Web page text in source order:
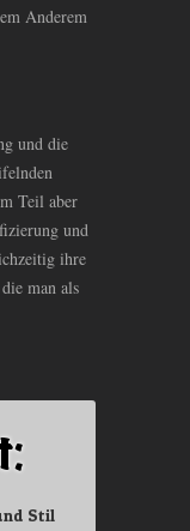
Anderem
und die
Teil aber
und
ihre
man als
Stil